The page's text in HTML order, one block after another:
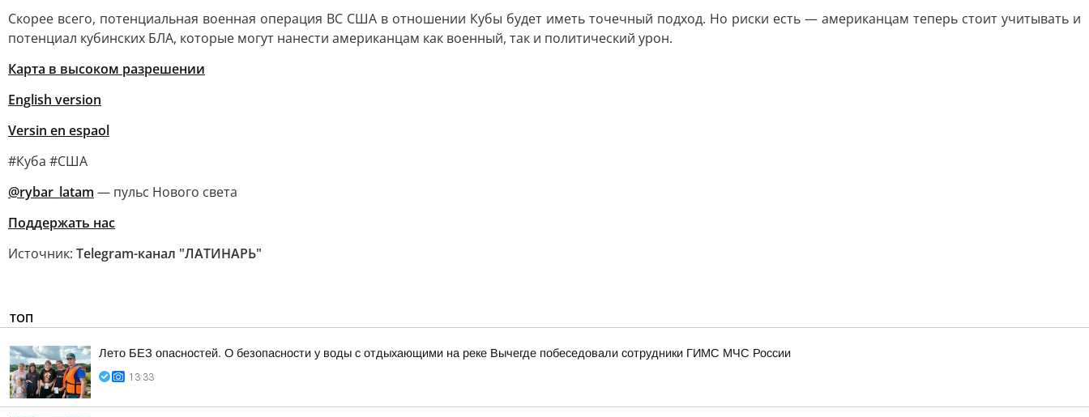
Скорее всего, потенциальная военная операция ВС США в отношении Кубы будет иметь точечный подход. Но риски есть — американцам теперь стоит учитывать и
потенциал кубинских БЛА, которые могут нанести американцам как военный, так и политический урон.
Карта в высоком разрешении
English version
Versin en espaol
#Куба #США
@rybar_latam — пульс Нового света
Поддержать нас
Источник: Telegram-канал "ЛАТИНАРЬ"
ТОП
Лето БЕЗ опасностей. О безопасности у воды с отдыхающими на реке Вычегде побеседовали сотрудники ГИМС МЧС России
13:33